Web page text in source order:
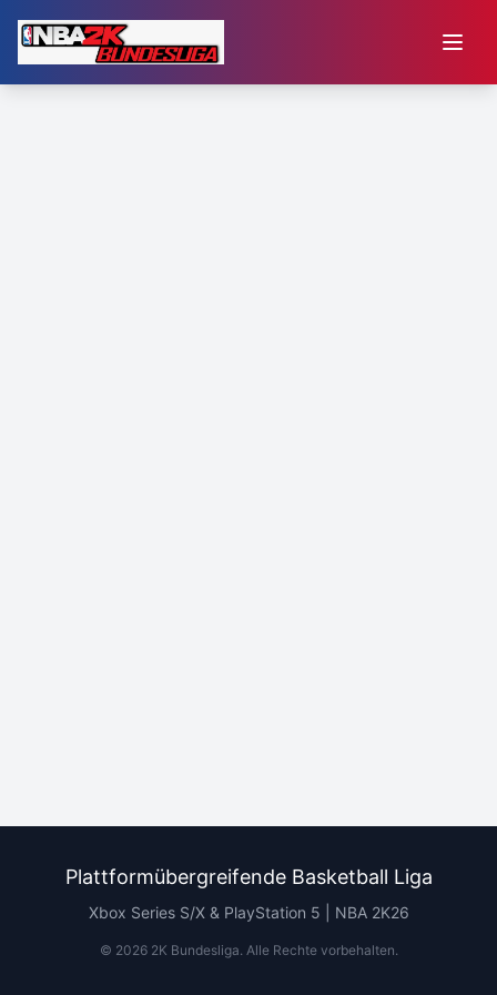
Plattformübergreifende Basketball Liga
Xbox Series S/X & PlayStation 5 | NBA 2K26
© 20262K Bundesliga. Alle Rechte vorbehalten.